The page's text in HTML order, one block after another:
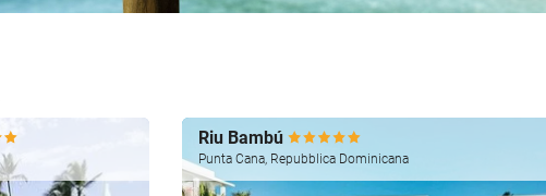
Riu Bambú
Punta Cana, Repubblica Dominicana